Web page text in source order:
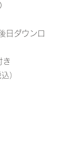
日ダウンロ
き
）